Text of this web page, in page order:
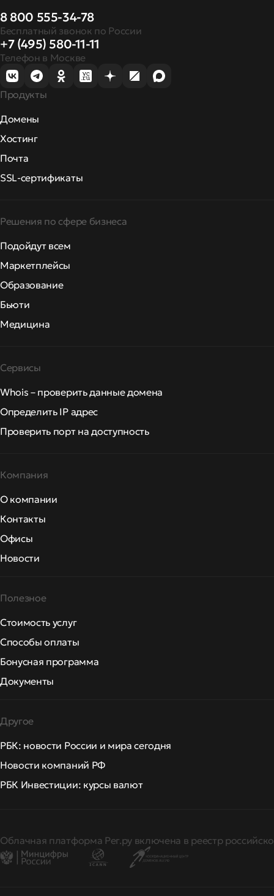
8 800 555-34-78
Бесплатный звонок по России
+7 (495) 580-11-11
Телефон в Москве
Продукты
Домены
Хостинг
Почта
SSL-сертификаты
Решения по сфере бизнеса
Подойдут всем
Маркетплейсы
Образование
Бьюти
Медицина
Сервисы
Whois – проверить данные домена
Определить IP адрес
Проверить порт на доступность
Компания
О компании
Контакты
Офисы
Новости
Полезное
Стоимость услуг
Способы оплаты
Бонусная программа
Документы
Другое
РБК: новости России и мира сегодня
Новости компаний РФ
РБК Инвестиции: курсы валют
Облачная платформа Рег.ру включена в реестр